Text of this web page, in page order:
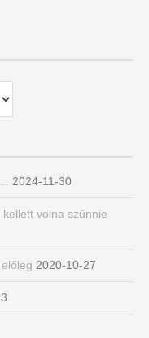
2024-11-30
volna szűnnie
2020-10-27